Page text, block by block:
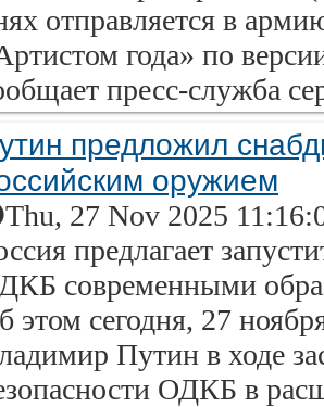
отправляется в
года» по
пресс-служба
предложил
оружием
27 Nov 2025
предлагает
современными
этом сегодня, 27
Путин в ходе
ОДКБ в